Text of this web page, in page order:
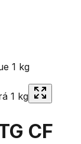
1 kg
CF